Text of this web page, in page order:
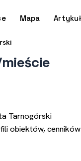
Mapa
Tarnogórski
obiektów, cenników